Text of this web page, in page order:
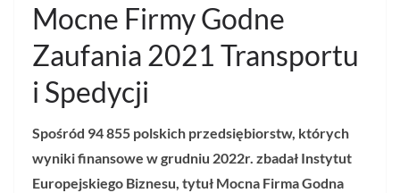
Mocne Firmy Godne
Zaufania 2021 Transportu
i Spedycji
Spośród 94 855 polskich przedsiębiorstw, których
wyniki finansowe w grudniu 2022r. zbadał Instytut
Europejskiego Biznesu, tytuł Mocna Firma Godna